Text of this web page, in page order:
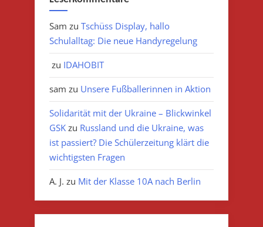
Sam zu Tschüss Display, hallo
Schulalltag: Die neue Handyregelung
zu IDAHOBIT
sam zu Unsere Fußballerinnen in Aktion
Solidarität mit der Ukraine – Blickwinkel
GSK zu Russland und die Ukraine, was
ist passiert? Die Schülerzeitung klärt die
wichtigsten Fragen
A. J. zu Mit der Klasse 10A nach Berlin